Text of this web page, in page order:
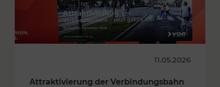
11.05.2026
Attraktivierung der Verbindungsbahn